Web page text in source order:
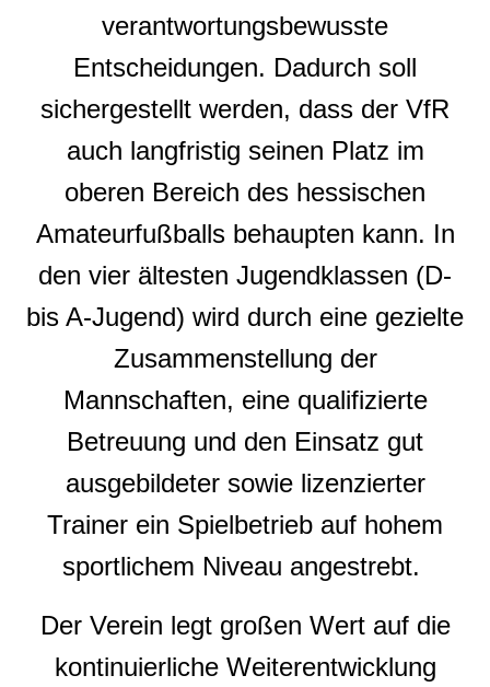
verantwortungsbewusste
Entscheidungen. Dadurch soll
sichergestellt werden, dass der VfR
auch langfristig seinen Platz im
oberen Bereich des hessischen
Amateurfußballs behaupten kann. In
den vier ältesten Jugendklassen (D-
bis A-Jugend) wird durch eine gezielte
Zusammenstellung der
Mannschaften, eine qualifizierte
Betreuung und den Einsatz gut
ausgebildeter sowie lizenzierter
Trainer ein Spielbetrieb auf hohem
sportlichem Niveau angestrebt.
Der Verein legt großen Wert auf die
kontinuierliche Weiterentwicklung